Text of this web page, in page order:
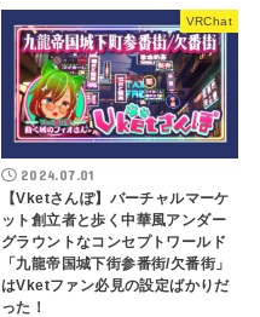
VRChat
2024.07.01
【Vketさんぽ】バーチャルマーケ
ット創立者と歩く中華風アンダー
グラウントなコンセプトワールド
「九龍帝国城下街参番街/欠番街」
はVketファン必見の設定ばかりだ
った！